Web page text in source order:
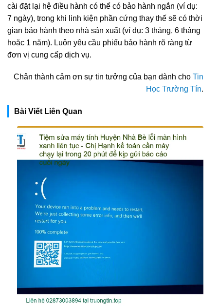
cài đặt lại hệ điều hành có thể có bảo hành ngắn (ví dụ:
7 ngày), trong khi linh kiện phần cứng thay thế sẽ có thời
gian bảo hành theo nhà sản xuất (ví dụ: 3 tháng, 6 tháng
hoặc 1 năm). Luôn yêu cầu phiếu bảo hành rõ ràng từ
đơn vị cung cấp dịch vụ.
Chân thành cảm ơn sự tin tưởng của bạn dành cho Tin
Học Trường Tín.
Bài Viết Liên Quan